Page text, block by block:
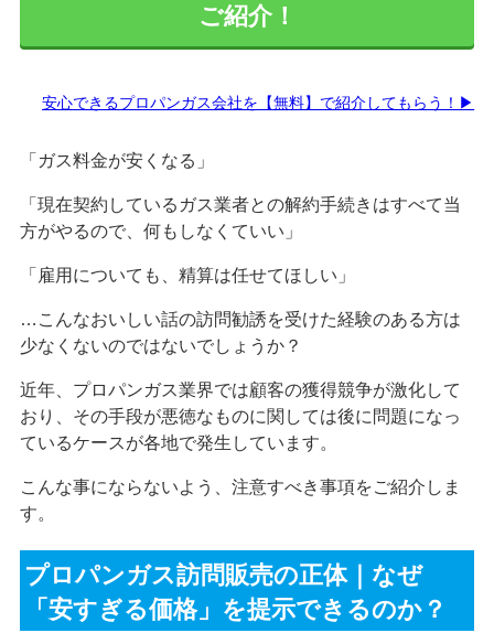
ご紹介！
安心できるプロパンガス会社を【無料】で紹介してもらう！▶
「ガス料金が安くなる」
「現在契約しているガス業者との解約手続きはすべて当
方がやるので、何もしなくていい」
「雇用についても、精算は任せてほしい」
…こんなおいしい話の訪問勧誘を受けた経験のある方は
少なくないのではないでしょうか？
近年、プロパンガス業界では顧客の獲得競争が激化して
おり、その手段が悪徳なものに関しては後に問題になっ
ているケースが各地で発生しています。
こんな事にならないよう、注意すべき事項をご紹介しま
す。
プロパンガス訪問販売の正体｜なぜ
「安すぎる価格」を提示できるのか？